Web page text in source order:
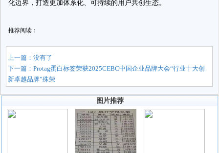
化边界，打造更加体系化、可持续的用户共创生态。
推荐阅读：
上一篇：没有了
下一篇：Protag蛋白标签荣获2025CEBC中国企业品牌大会“行业十大创
新卓越品牌”殊荣
图片推荐